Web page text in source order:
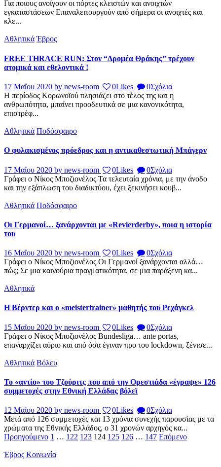
Για ποιους ανοίγουν οι πόρτες κλειστών και ανοιχτών
εγκαταστάσεων Επαναλειτουργούν από σήμερα οι ανοιχτές και
κλε...
Αθλητικά Έβρος
FREE THRACE RUN: Στον “Δρομέα Θράκης” τρέχουν
ατομικά και εθελοντικά !
17 Μαΐου 2020 by news-room 0Likes 0Σχόλια
Η περίοδος Κορωνοϊού πλησιάζει στο τέλος της και η
ανθρωπότητα, μπαίνει προοδευτικά σε μια κανονικότητα,
επιστρέφ...
Αθλητικά Ποδόσφαιρο
Ο φυλακισμένος πρόεδρος και η αντικαθεστωτική Μπάγερν
17 Μαΐου 2020 by news-room 0Likes 0Σχόλια
Γράφει ο Νίκος Μποζιονέλος Τα τελευταία χρόνια, με την άνοδο
και την εξάπλωση του διαδικτύου, έχει ξεκινήσει κουβ...
Αθλητικά Ποδόσφαιρο
Οι Γερμανοί… ξανάρχονται με «Revierderby», ποια η ιστορία
του
16 Μαΐου 2020 by news-room 0Likes 0Σχόλια
Γράφει ο Νίκος Μποζιονέλος Οι Γερμανοί ξανάρχονται αλλά…
πώς; Σε μια καινούρια πραγματικότητα, σε μια παράξενη κα...
Αθλητικά
Η Βέρντερ και ο «meistertrainer» μαθητής του Ρεχάγκελ
15 Μαΐου 2020 by news-room 0Likes 0Σχόλια
Γράφει ο Νίκος Μποζιονέλος Bundesliga… ante portas,
επαναρχίζει αύριο και από όσα έγιναν προ του lockdown, ξένισε...
Αθλητικά Βόλευ
Το «αντίο» του Τζούριτς που από την Ορεστιάδα «έγραψε» 126
συμμετοχές στην Εθνική Ελλάδας βόλεϊ
12 Μαΐου 2020 by news-room 0Likes 0Σχόλια
Μετά από 126 συμμετοχές και 13 χρόνια συνεχής παρουσίας με τα
χρώματα της Εθνικής Ελλάδος, ο 31 χρονών αρχηγός κα...
Σελιδοποίηση
άρθρων
Προηγούμενο Page
1 … Page
122 Page
123 Page
124 Page
125 Page
126 … Page
147 Επόμενο
Έβρος Κοινωνία